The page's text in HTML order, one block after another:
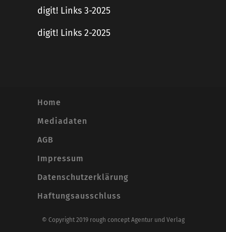
digit! Links 3-2025
digit! Links 2-2025
Home
Mediadaten
AGB
Impressum
Datenschutzerklärung
Haftungsausschluss
© Copyright 2019 rough concept Agentur und Verlag